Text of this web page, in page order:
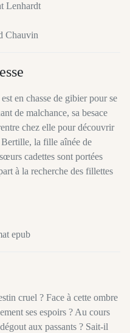
Lenhardt
Chauvin
en chasse de gibier pour se
de malchance, sa besace
chez elle pour découvrir
la fille aînée de
cadettes sont portées
à la recherche des fillettes
epub
cruel ? Face à cette ombre
ses espoirs ? Au cours
aux passants ? Sait-il